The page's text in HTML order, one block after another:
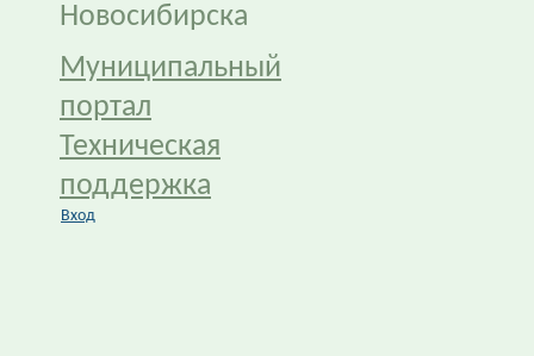
Новосибирска
Муниципальный
портал
Техническая
поддержка
Вход